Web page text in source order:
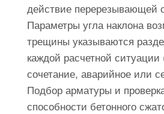
действие перерезывающей
Параметры угла наклона
трещины указываются
каждой расчетной ситуации
сочетание, аварийное или
Подбор арматуры и
способности бетонного